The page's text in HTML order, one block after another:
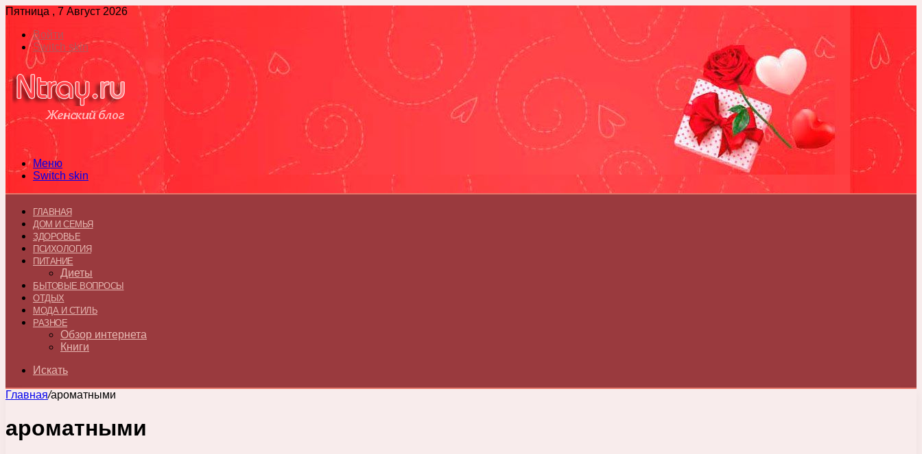
Пятница , 7 Август 2026
Войти
Switch skin
Меню
Switch skin
ГЛАВНАЯ
ДОМ И СЕМЬЯ
ЗДОРОВЬЕ
ПСИХОЛОГИЯ
ПИТАНИЕ
Диеты
БЫТОВЫЕ ВОПРОСЫ
ОТДЫХ
МОДА И СТИЛЬ
РАЗНОЕ
Обзор интернета
Книги
Искать
Главная/ароматными
ароматными